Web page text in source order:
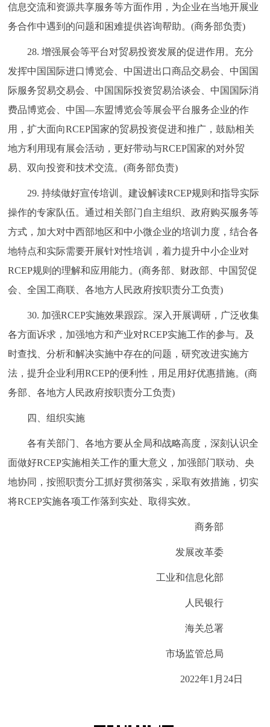
信息交流和资源共享服务等方面作用，为企业在当地开展业
务合作中遇到的问题和困难提供咨询帮助。(商务部负责)
28. 增强展会等平台对贸易投资发展的促进作用。充分
发挥中国国际进口博览会、中国进出口商品交易会、中国国
际服务贸易交易会、中国国际投资贸易洽谈会、中国国际消
费品博览会、中国—东盟博览会等展会平台服务企业的作
用，扩大面向RCEP国家的贸易投资促进和推广，鼓励相关
地方利用现有展会活动，更好带动与RCEP国家的对外贸
易、双向投资和技术交流。(商务部负责)
29. 持续做好宣传培训。建设解读RCEP规则和指导实际
操作的专家队伍。通过相关部门自主组织、政府购买服务等
方式，加大对中西部地区和中小微企业的培训力度，结合各
地特点和实际需要开展针对性培训，着力提升中小企业对
RCEP规则的理解和应用能力。(商务部、财政部、中国贸促
会、全国工商联、各地方人民政府按职责分工负责)
30. 加强RCEP实施效果跟踪。深入开展调研，广泛收集
各方面诉求，加强地方和产业对RCEP实施工作的参与。及
时查找、分析和解决实施中存在的问题，研究改进实施方
法，提升企业利用RCEP的便利性，用足用好优惠措施。(商
务部、各地方人民政府按职责分工负责)
四、组织实施
各有关部门、各地方要从全局和战略高度，深刻认识全
面做好RCEP实施相关工作的重大意义，加强部门联动、央
地协同，按照职责分工抓好贯彻落实，采取有效措施，切实
将RCEP实施各项工作落到实处、取得实效。
商务部
发展改革委
工业和信息化部
人民银行
海关总署
市场监管总局
2022年1月24日